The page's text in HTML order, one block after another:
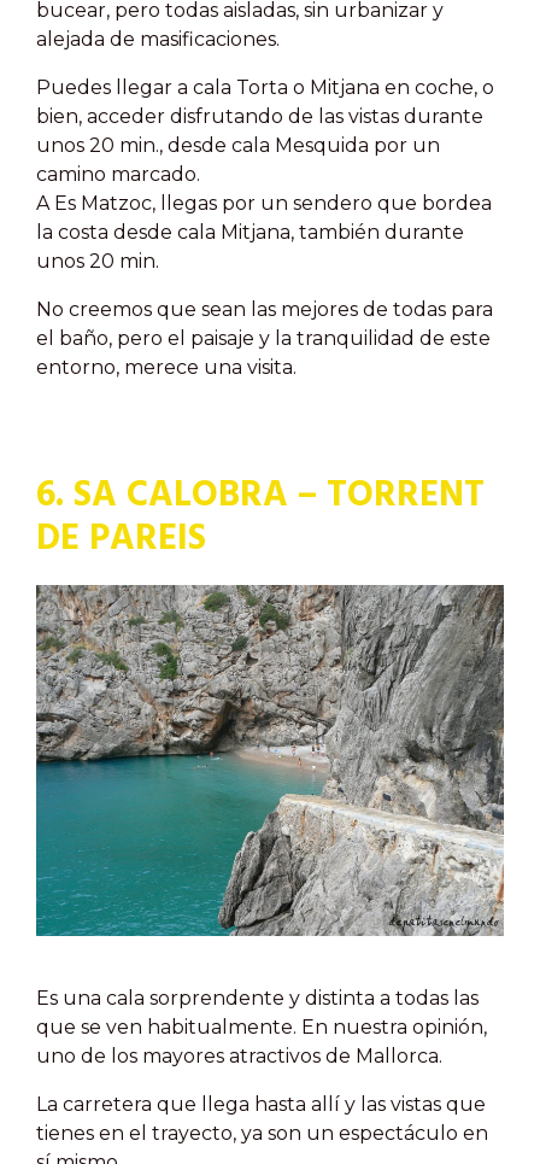
bucear, pero todas aisladas, sin urbanizar y
alejada de masificaciones.
Puedes llegar a cala Torta o Mitjana en coche, o
bien, acceder disfrutando de las vistas durante
unos 20 min., desde cala Mesquida por un
camino marcado.
A Es Matzoc, llegas por un sendero que bordea
la costa desde cala Mitjana, también durante
unos 20 min.
No creemos que sean las mejores de todas para
el baño, pero el paisaje y la tranquilidad de este
entorno, merece una visita.
6. SA CALOBRA – TORRENT
DE PAREIS
Es una cala sorprendente y distinta a todas las
que se ven habitualmente. En nuestra opinión,
uno de los mayores atractivos de Mallorca.
La carretera que llega hasta allí y las vistas que
tienes en el trayecto, ya son un espectáculo en